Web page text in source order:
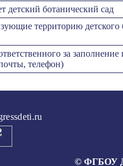
детский ботанический сад
территорию детского
за заполнение
телефон)
© ФГБОУ